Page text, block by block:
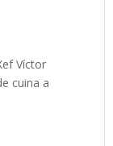
Víctor
cuina a